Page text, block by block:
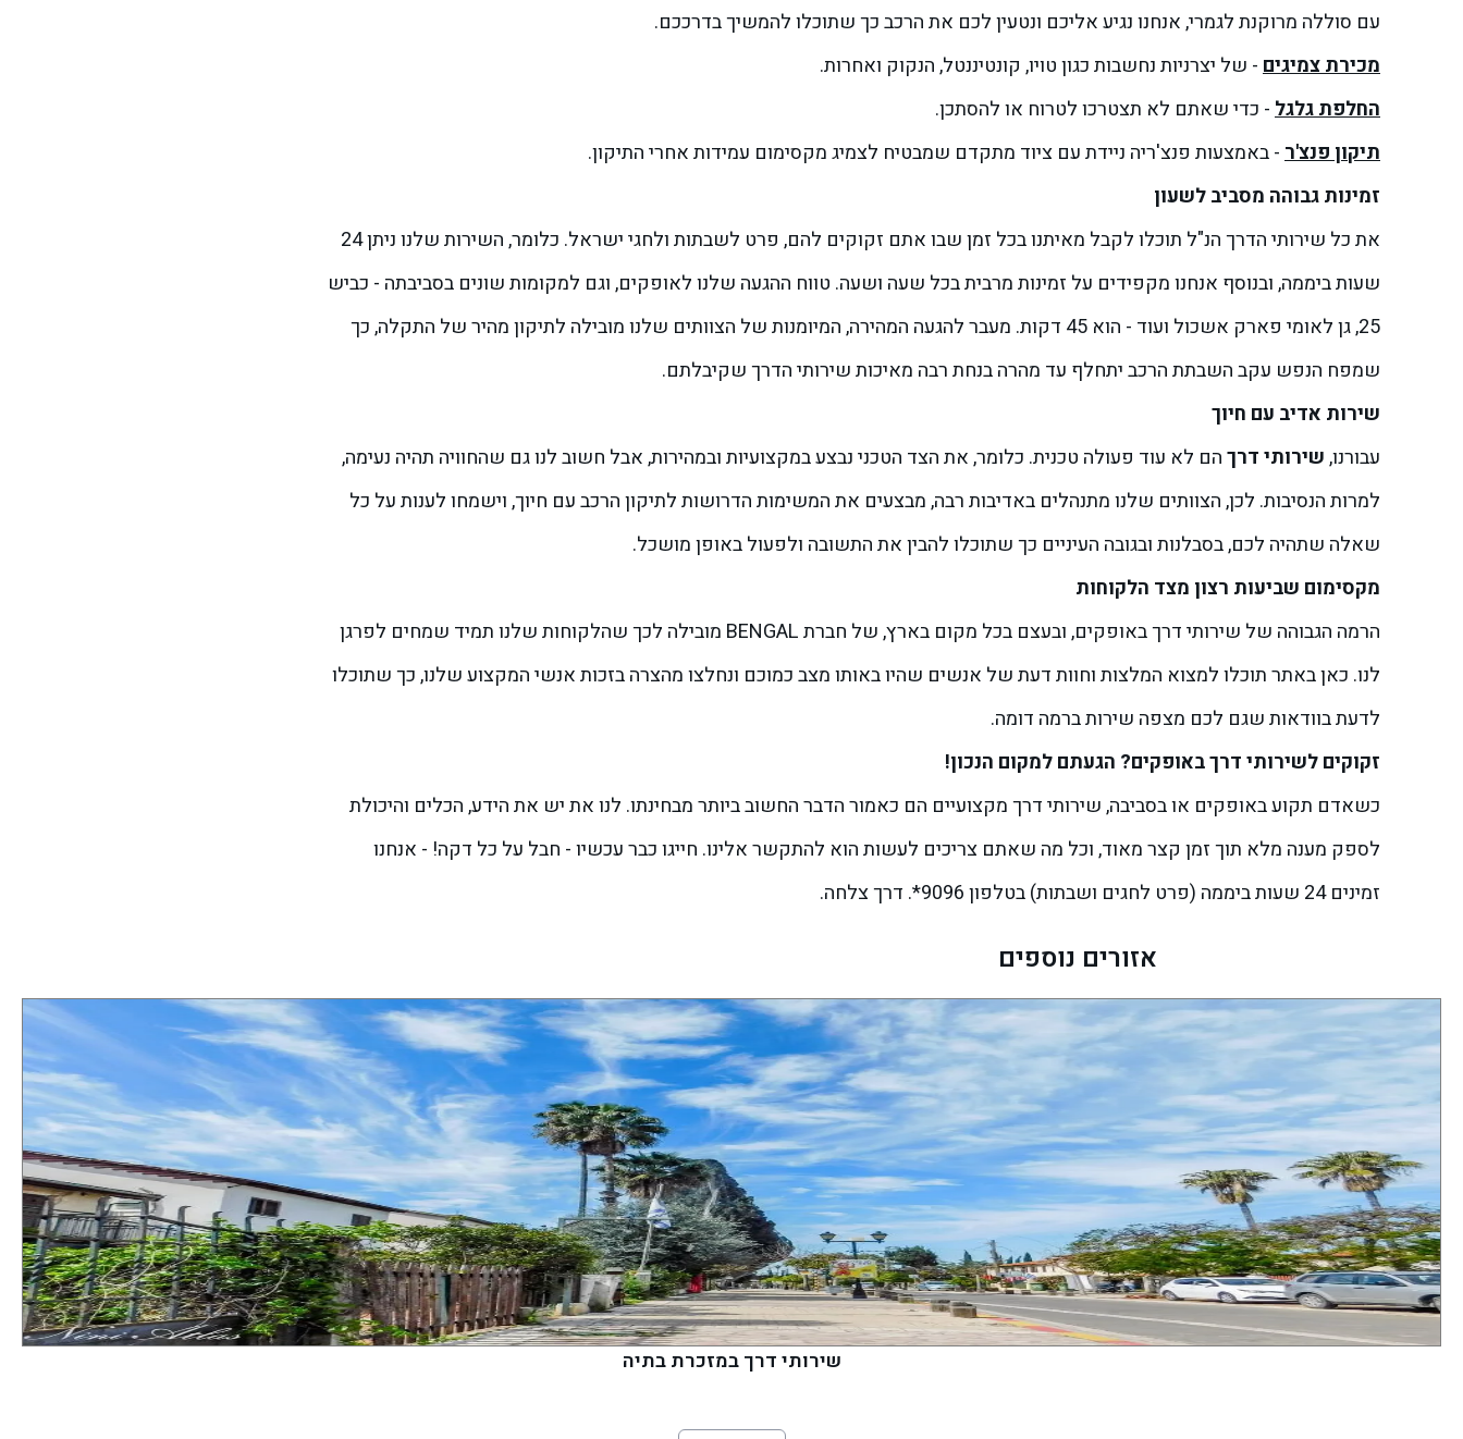
עם סוללה מרוקנת לגמרי, אנחנו נגיע אליכם ונטעין לכם את הרכב כך שתוכלו להמשיך בדרככם.
מכירת צמיגים- של יצרניות נחשבות כגון טויו, קונטיננטל, הנקוק ואחרות.
החלפת גלגל- כדי שאתם לא תצטרכו לטרוח או להסתכן.
תיקון פנצ'ר- באמצעות פנצ'ריה ניידת עם ציוד מתקדם שמבטיח לצמיג מקסימום עמידות אחרי התיקון.
זמינות גבוהה מסביב לשעון
את כל שירותי הדרך הנ"ל תוכלו לקבל מאיתנו בכל זמן שבו אתם זקוקים להם, פרט לשבתות ולחגי ישראל. כלומר, השירות שלנו ניתן 24
שעות ביממה, ובנוסף אנחנו מקפידים על זמינות מרבית בכל שעה ושעה. טווח ההגעה שלנו לאופקים, וגם למקומות שונים בסביבתה - כביש
25, גן לאומי פארק אשכול ועוד - הוא 45 דקות.
מעבר להגעה המהירה, המיומנות של הצוותים שלנו מובילה לתיקון מהיר של התקלה, כך
שמפח הנפש עקב השבתת הרכב יתחלף עד מהרה בנחת רבה מאיכות שירותי הדרך שקיבלתם.
שירות אדיב עם חיוך
עבורנו,שירותי דרךהם לא עוד פעולה טכנית. כלומר, את הצד הטכני נבצע במקצועיות ובמהירות, אבל חשוב לנו גם שהחוויה תהיה נעימה,
למרות הנסיבות. לכן, הצוותים שלנו מתנהלים באדיבות רבה, מבצעים את המשימות הדרושות לתיקון הרכב עם חיוך, וישמחו לענות על כל
שאלה שתהיה לכם, בסבלנות ובגובה העיניים כך שתוכלו להבין את התשובה ולפעול באופן מושכל.
מקסימום שביעות רצון מצד הלקוחות
הרמה הגבוהה של שירותי דרך באופקים, ובעצם בכל מקום בארץ, של חברת BENGAL מובילה לכך שהלקוחות שלנו תמיד שמחים לפרגן
לנו. כאן באתר תוכלו למצוא המלצות וחוות דעת של אנשים שהיו באותו מצב כמוכם ונחלצו מהצרה בזכות אנשי המקצוע שלנו, כך שתוכלו
לדעת בוודאות שגם לכם מצפה שירות ברמה דומה.
זקוקים לשירותי דרך באופקים? הגעתם למקום הנכון!
כשאדם תקוע באופקים או בסביבה, שירותי דרך מקצועיים הם כאמור הדבר החשוב ביותר מבחינתו. לנו את יש את הידע, הכלים והיכולת
לספק מענה מלא תוך זמן קצר מאוד, וכל מה שאתם צריכים לעשות הוא להתקשר אלינו. חייגו כבר עכשיו - חבל על כל דקה! - אנחנו
זמינים 24 שעות ביממה (פרט לחגים ושבתות) בטלפון 9096*. דרך צלחה.
אזורים נוספים
שירותי דרך במזכרת בתיה